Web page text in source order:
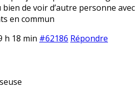
de voir d’autre personne avec
en commun
h 18 min #62186 Répondre